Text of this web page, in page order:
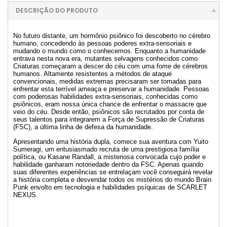
DESCRIÇÃO DO PRODUTO
No futuro distante, um hormônio psiônico foi descoberto no cérebro
humano, concedendo às pessoas poderes extra-sensoriais e
mudando o mundo como o conhecemos. Enquanto a humanidade
entrava nesta nova era, mutantes selvagens conhecidos como
Criaturas começaram a descer do céu com uma fome de cérebros
humanos. Altamente resistentes a métodos de ataque
convencionais, medidas extremas precisaram ser tomadas para
enfrentar esta terrível ameaça e preservar a humanidade. Pessoas
com poderosas habilidades extra-sensoriais, conhecidas como
psiônicos, eram nossa única chance de enfrentar o massacre que
veio do céu. Desde então, psiônicos são recrutados por conta de
seus talentos para integrarem a Força de Supressão de Criaturas
(FSC), a última linha de defesa da humanidade.
Apresentando uma história dupla, comece sua aventura com Yuito
Sumeragi, um entusiasmado recruta de uma prestigiosa família
política, ou Kasane Randall, a misteriosa convocada cujo poder e
habilidade ganharam notoriedade dentro da FSC. Apenas quando
suas diferentes experiências se entrelaçam você conseguirá revelar
a história completa e desvendar todos os mistérios do mundo Brain
Punk envolto em tecnologia e habilidades psíquicas de SCARLET
NEXUS.